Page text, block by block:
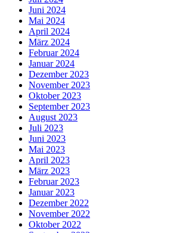
Juni 2024
Mai 2024
April 2024
März 2024
Februar 2024
Januar 2024
Dezember 2023
November 2023
Oktober 2023
September 2023
August 2023
Juli 2023
Juni 2023
Mai 2023
April 2023
März 2023
Februar 2023
Januar 2023
Dezember 2022
November 2022
Oktober 2022